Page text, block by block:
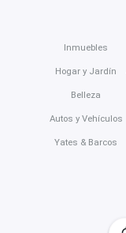
Inmuebles
Hogar y Jardín
Belleza
Autos y Vehículos
Yates & Barcos